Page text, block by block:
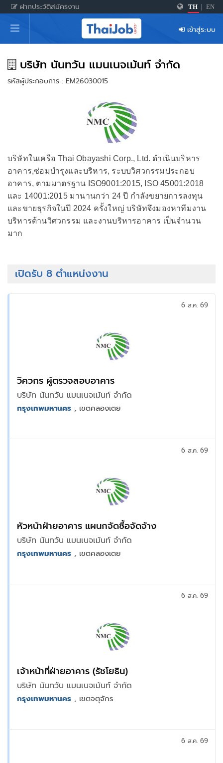
ฝากประวัติสมัครงาน TH EN
หน้าหลัก
ผู้สมัครงาน: เข้าสู่ระบบ
ฝากประวัติสมัครงาน
เกร็ดความรู้
สำหรับผู้ประกอบการ
เข้าสู่ระบบ
บริษัท นันทวัน แมนเนจเม้นท์ จำกัด
รหัสผู้ประกอบการ : EM26030015
บริษัทในเครือ Thai Obayashi Corp., Ltd. ดำเนินบริหาร
อาคาร,ซ่อมบำรุงและบริหาร, ระบบวิศวกรรมประกอบ
อาคาร, ตามมาตรฐาน ISO9001:2015, ISO 45001:2018
และ 14001:2015 มานานกว่า 24 ปี กำลังขยายการลงทุน
และขายธุรกิจในปี 2024 ครั้งใหญ่ บริษัทจึงมองหาทีมงาน
บริหารด้านวิศวกรรม และงานบริหารอาคาร เป็นจำนวน
มาก
เปิดรับ 8 ตำแหน่งงาน
วิศวกร ผู้ตรวจสอบอาคาร
บริษัท นันทวัน แมนเนจเม้นท์ จำกัด
6 ส.ค. 69
กรุงเทพมหานคร , เขตคลองเตย
หัวหน้าฝ่ายอาคาร แผนกจัดซื้อจัดจ้าง
บริษัท นันทวัน แมนเนจเม้นท์ จำกัด
6 ส.ค. 69
กรุงเทพมหานคร , เขตคลองเตย
เจ้าหน้าที่ฝ่ายอาคาร (รัชโยธิน)
บริษัท นันทวัน แมนเนจเม้นท์ จำกัด
6 ส.ค. 69
กรุงเทพมหานคร , เขตจตุจักร
6 ส.ค. 69